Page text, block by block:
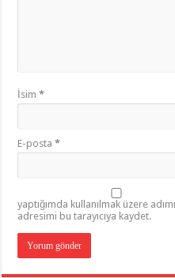
İsim*
E-posta*
yaptığımda kullanılmak üzere
adresimi bu tarayıcıya kaydet.